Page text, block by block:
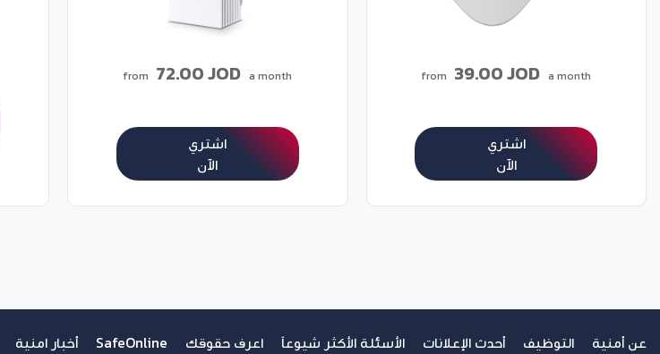
from 39.00 JOD a month
اشتري
الآن
from 72.00 JOD a month
اشتري
الآن
عن أمنية التوظيف أحدث الإعلانات الأسئلة الأكثر شيوعاً اعرف حقوقك SafeOnline أخبار امنية